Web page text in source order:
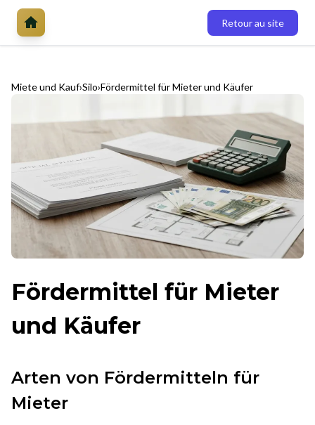
Retour au site
Miete und Kauf Silo Fördermittel für Mieter und Käufer
Fördermittel für Mieter
und Käufer
Arten von Fördermitteln für
Mieter